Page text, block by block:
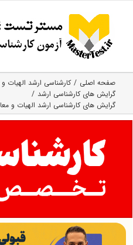
content
صفحه اصلی
کارشناسی ارشد
گرایش های کارشناسی ارشد
گرایش های کارشناسی ارشد الهیات